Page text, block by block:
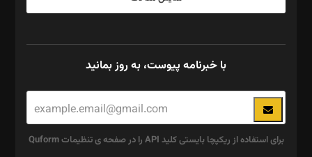
با خبرنامه پیوست، به روز بمانید
برای استفاده از ریکپچا بایستی کلید API را در صفحه ی تنظیمات Quform